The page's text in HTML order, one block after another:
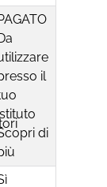
il
di